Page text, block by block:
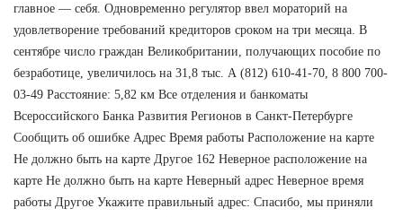
главное — себя. Одновременно регулятор ввел мораторий на
удовлетворение требований кредиторов сроком на три месяца. В
сентябре число граждан Великобритании, получающих пособие по
безработице, увеличилось на 31,8 тыс. А (812) 610-41-70, 8 800 700-
03-49 Расстояние: 5,82 км Все отделения и банкоматы
Всероссийского Банка Развития Регионов в Санкт-Петербурге
Сообщить об ошибке Адрес Время работы Расположение на карте
Не должно быть на карте Другое 162 Неверное расположение на
карте Не должно быть на карте Неверный адрес Неверное время
работы Другое Укажите правильный адрес: Спасибо, мы приняли